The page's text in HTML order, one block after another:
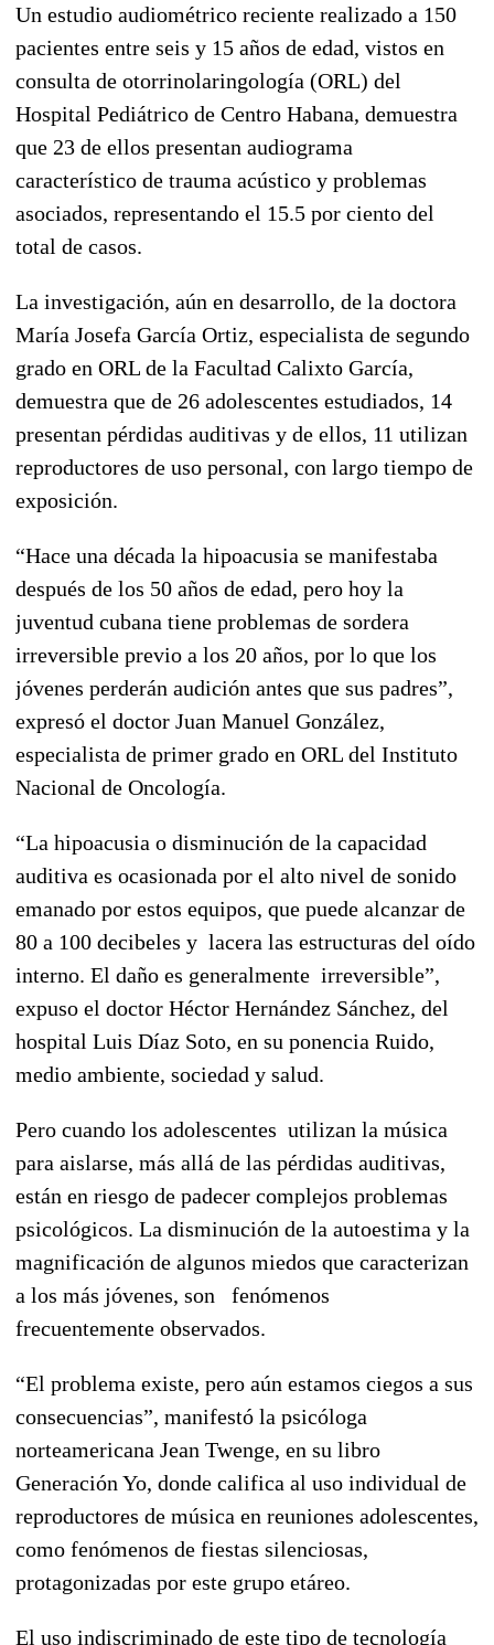
Un estudio audiométrico reciente realizado a 150
pacientes entre seis y 15 años de edad, vistos en
consulta de otorrinolaringología (ORL) del
Hospital Pediátrico de Centro Habana, demuestra
que 23 de ellos presentan audiograma
característico de trauma acústico y problemas
asociados, representando el 15.5 por ciento del
total de casos.
La investigación, aún en desarrollo, de la doctora
María Josefa García Ortiz, especialista de segundo
grado en ORL de la Facultad Calixto García,
demuestra que de 26 adolescentes estudiados, 14
presentan pérdidas auditivas y de ellos, 11 utilizan
reproductores de uso personal, con largo tiempo de
exposición.
“Hace una década la hipoacusia se manifestaba
después de los 50 años de edad, pero hoy la
juventud cubana tiene problemas de sordera
irreversible previo a los 20 años, por lo que los
jóvenes perderán audición antes que sus padres”,
expresó el doctor Juan Manuel González,
especialista de primer grado en ORL del Instituto
Nacional de Oncología.
“La hipoacusia o disminución de la capacidad
auditiva es ocasionada por el alto nivel de sonido
emanado por estos equipos, que puede alcanzar de
80 a 100 decibeles y lacera las estructuras del oído
interno. El daño es generalmente irreversible”,
expuso el doctor Héctor Hernández Sánchez, del
hospital Luis Díaz Soto, en su ponencia Ruido,
medio ambiente, sociedad y salud.
Pero cuando los adolescentes utilizan la música
para aislarse, más allá de las pérdidas auditivas,
están en riesgo de padecer complejos problemas
psicológicos. La disminución de la autoestima y la
magnificación de algunos miedos que caracterizan
a los más jóvenes, son fenómenos
frecuentemente observados.
“El problema existe, pero aún estamos ciegos a sus
consecuencias”, manifestó la psicóloga
norteamericana Jean Twenge, en su libro
Generación Yo, donde califica al uso individual de
reproductores de música en reuniones adolescentes,
como fenómenos de fiestas silenciosas,
protagonizadas por este grupo etáreo.
El uso indiscriminado de este tipo de tecnología